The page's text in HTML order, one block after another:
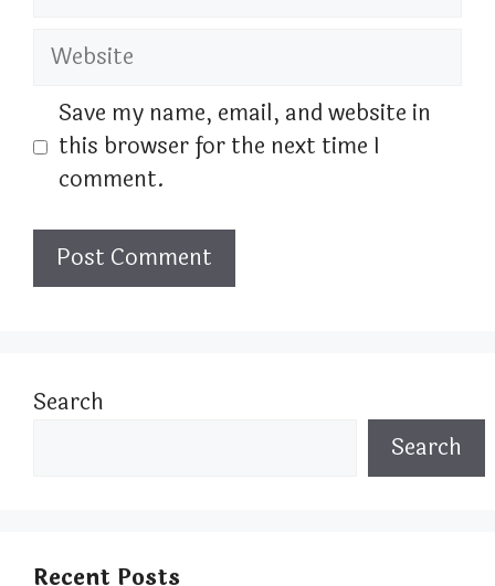
Website
Save my name, email, and website in
this browser for the next time I
comment.
Search
Search
Recent Posts